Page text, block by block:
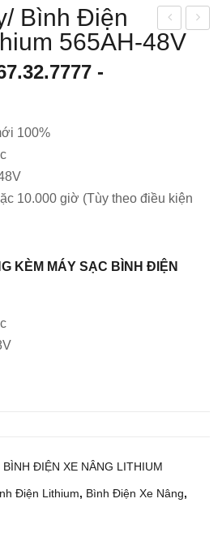
ình
Xe
Lithi
Xe
Bình Điện
565AH-48V
-
100%
10.000 giờ (Tùy theo điều kiện
KÈM MÁY SẠC BÌNH ĐIỆN
BÌNH ĐIỆN XE NÂNG LITHIUM
Điện Lithium, Bình Điện Xe Nâng,